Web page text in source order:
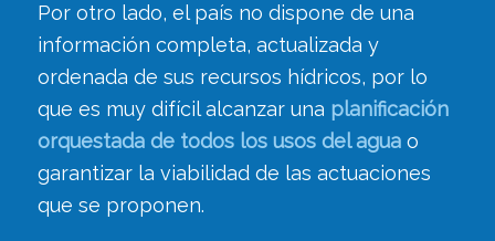
Por otro lado, el país no dispone de una
información completa, actualizada y
ordenada de sus recursos hídricos, por lo
que es muy difícil alcanzar una planificación
orquestada de todos los usos del aguao
garantizar la viabilidad de las actuaciones
que se proponen.